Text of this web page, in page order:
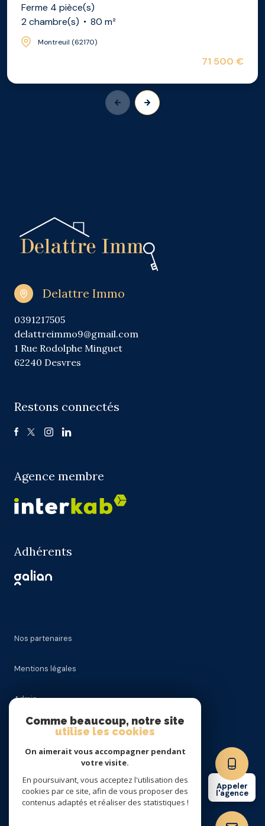
Appeler
l'agence
Ferme 4 pièce(s)
2 chambre(s)
80 m²
Montreuil (62170)
71 500 €
Delattre Immo
0391217505
delattreimmo9@gmail.com
1 Rue Rodolphe Minguet
62240 Desvres
Restons connectés
Agence membre
Adhérents
Nos partenaires
Mentions légales
Admin
Nos honoraires
Cookies
Comme beaucoup, notre site
utilise les cookies
On aimerait vous accompagner pendant
votre visite.
En poursuivant, vous acceptez l'utilisation des
cookies par ce site, afin de vous proposer des
contenus adaptés et réaliser des statistiques !